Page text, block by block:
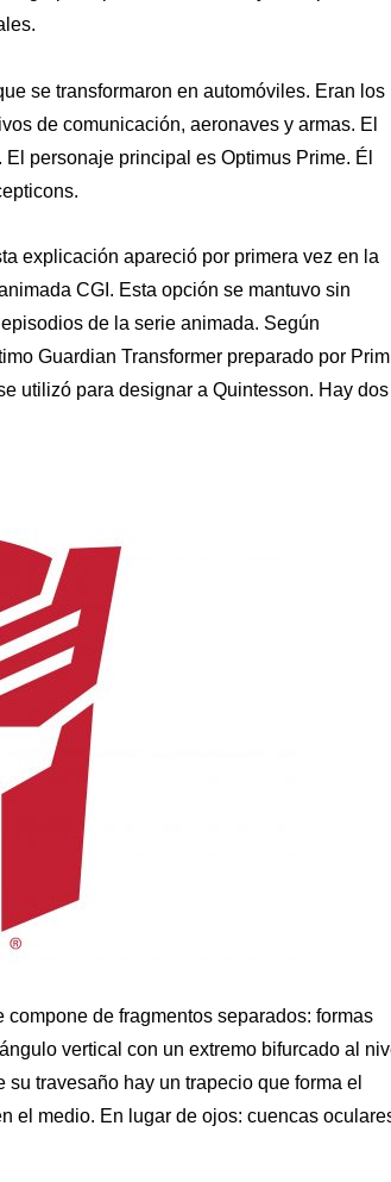
se transformaron en automóviles. Eran los
de comunicación, aeronaves y armas. El
personaje principal es Optimus Prime. Él
explicación apareció por primera vez en la
CGI. Esta opción se mantuvo sin
de la serie animada. Según
Guardian Transformer preparado por
utilizó para designar a Quintesson. Hay dos
de fragmentos separados: formas
vertical con un extremo bifurcado al
travesaño hay un trapecio que forma el
el medio. En lugar de ojos: cuencas